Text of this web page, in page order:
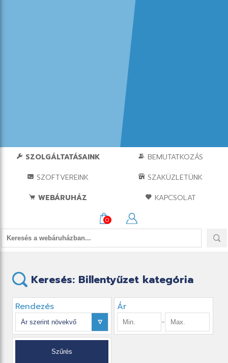
SZOLGÁLTATÁSAINK
BEMUTATKOZÁS
SZOFTVEREINK
SZAKÜZLETÜNK
WEBÁRUHÁZ
KAPCSOLAT
0
Keresés: Billentyűzet kategória
Rendezés
Ár
-